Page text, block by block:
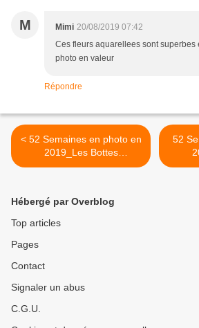
M Mimi 20/08/2019 07:42
Ces fleurs aquarellees sont superbes
photo en valeur
Répondre
< 52 Semaines en photo en
2019_Les Bottes
Rouges_Thème#33_Au sol
52
Hébergé par Overblog
Top articles
Pages
Contact
Signaler un abus
C.G.U.